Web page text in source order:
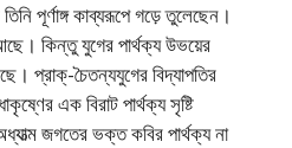
পূর্ণাঙ্গ কাব্যরূপে গড়ে তুলেছেন।
কিন্তু যুগের পার্থক্য উভয়ের
প্রাক্-চৈতন্যযুগের বিদ্যাপতির
এক বিরাট পার্থক্য সৃষ্টি
জগতের ভক্ত কবির পার্থক্য না